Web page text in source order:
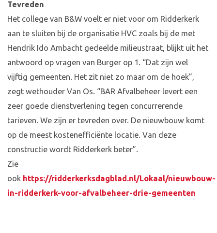
Tevreden
Het college van B&W voelt er niet voor om Ridderkerk
aan te sluiten bij de organisatie HVC zoals bij de met
Hendrik Ido Ambacht gedeelde milieustraat, blijkt uit het
antwoord op vragen van Burger op 1. “Dat zijn wel
vijftig gemeenten. Het zit niet zo maar om de hoek”,
zegt wethouder Van Os. “BAR Afvalbeheer levert een
zeer goede dienstverlening tegen concurrerende
tarieven. We zijn er tevreden over. De nieuwbouw komt
op de meest kostenefficiënte locatie. Van deze
constructie wordt Ridderkerk beter”.
Zie
ook https://ridderkerksdagblad.nl/Lokaal/nieuwbouw-
in-ridderkerk-voor-afvalbeheer-drie-gemeenten